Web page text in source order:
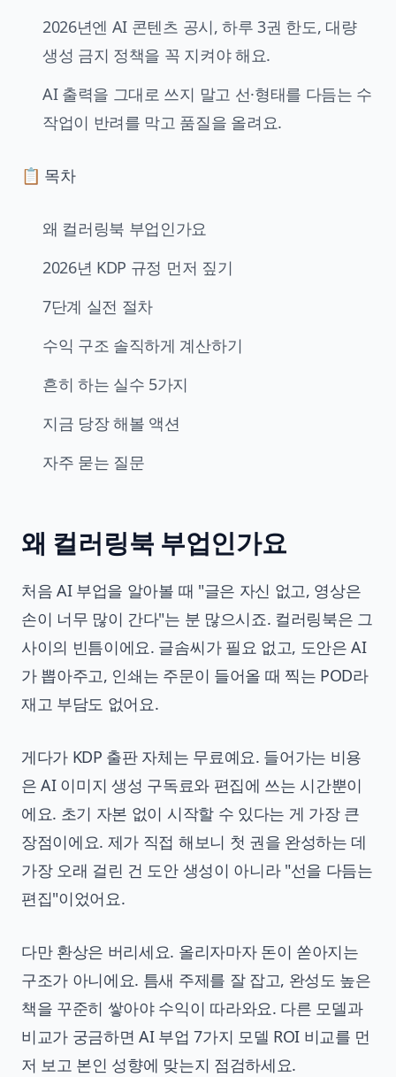
2026년엔 AI 콘텐츠 공시, 하루 3권 한도, 대량
생성 금지 정책을 꼭 지켜야 해요.
AI 출력을 그대로 쓰지 말고 선·형태를 다듬는 수
작업이 반려를 막고 품질을 올려요.
📋 목차
왜 컬러링북 부업인가요
2026년 KDP 규정 먼저 짚기
7단계 실전 절차
수익 구조 솔직하게 계산하기
흔히 하는 실수 5가지
지금 당장 해볼 액션
자주 묻는 질문
왜 컬러링북 부업인가요
처음 AI 부업을 알아볼 때 "글은 자신 없고, 영상은
손이 너무 많이 간다"는 분 많으시죠. 컬러링북은 그
사이의 빈틈이에요. 글솜씨가 필요 없고, 도안은 AI
가 뽑아주고, 인쇄는 주문이 들어올 때 찍는 POD라
재고 부담도 없어요.
게다가 KDP 출판 자체는 무료예요. 들어가는 비용
은 AI 이미지 생성 구독료와 편집에 쓰는 시간뿐이
에요. 초기 자본 없이 시작할 수 있다는 게 가장 큰
장점이에요. 제가 직접 해보니 첫 권을 완성하는 데
가장 오래 걸린 건 도안 생성이 아니라 "선을 다듬는
편집"이었어요.
다만 환상은 버리세요. 올리자마자 돈이 쏟아지는
구조가 아니에요. 틈새 주제를 잘 잡고, 완성도 높은
책을 꾸준히 쌓아야 수익이 따라와요. 다른 모델과
비교가 궁금하면AI 부업 7가지 모델 ROI 비교를 먼
저 보고 본인 성향에 맞는지 점검하세요.